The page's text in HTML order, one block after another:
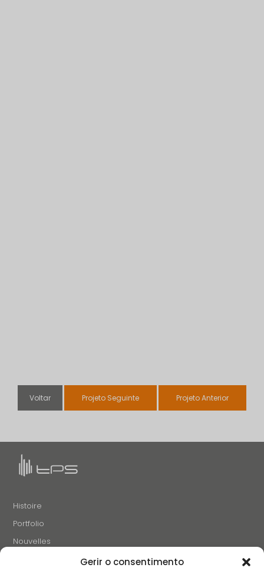
Gerir o consentimento
Voltar Projeto Seguinte Projeto Anterior
Histoire
Portfolio
Nouvelles
Projets et Initiatives